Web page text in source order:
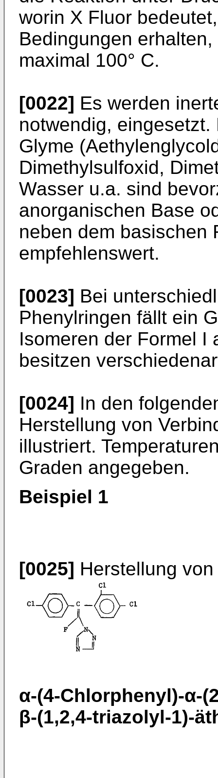
worin X Fluor
Bedingungen
maximal 100° C.
[0022] Es werden
notwendig,
Glyme
Dimethylsulfoxid,
Wasser u.a. sind
anorganischen Base
neben dem basischen
empfehlenswert.
[0023] Bei
Phenylringen fällt ein
Isomeren der Formel I
besitzen
[0024] In den
Herstellung von
illustriert.
Graden angegeben.
Beispiel 1
[0025] Herstellung von
α-(4-Chlorphenyl)-α-
β-(1,2,4-triazolyl-1)-